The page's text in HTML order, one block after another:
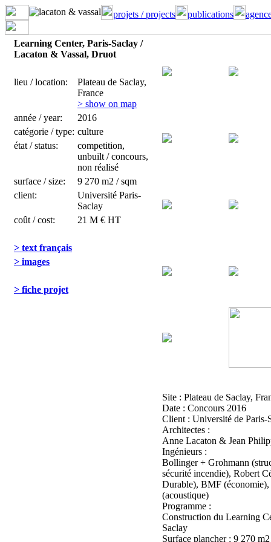
projets / projects publications
Learning Center, Paris-Saclay /
Lacaton & Vassal, Druot
lieu / location:
Plateau de Saclay,
France
> show on map
année / year:
2016
catégorie / type: culture
état / status:
competition,
unbuilt / concours,
non réalisé
surface / size:
9 270 m2 / sqm
client:
Université Paris-
Saclay
coût / cost:
21 M € HT
> text français
> images
> fiche projet
Site : Plateau de Saclay,
Date : Concours 2016
Client : Université de Paris-
Architectes :
Anne Lacaton & Jean
Ingénieurs :
Bollinger + Grohmann
sécurité incendie), Robert
Durable), BMF (économie),
(acoustique)
Programme :
Construction du Learning
Saclay
Surface plancher : 9 270 m2